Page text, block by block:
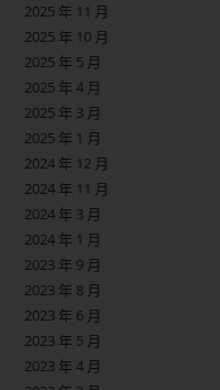
2025 年 11 月
2025 年 10 月
2025 年 5 月
2025 年 4 月
2025 年 3 月
2025 年 1 月
2024 年 12 月
2024 年 11 月
2024 年 3 月
2024 年 1 月
2023 年 9 月
2023 年 8 月
2023 年 6 月
2023 年 5 月
2023 年 4 月